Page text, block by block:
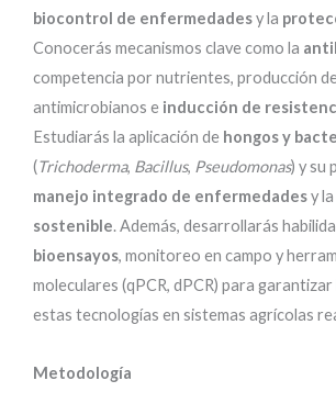
biocontrol de enfermedadesy la
Conocerás mecanismos clave como la
competencia por nutrientes, producción
antimicrobianos e inducción de
Estudiarás la aplicación de hongos y
(Trichoderma, Bacillus, Pseudomonas) y su
manejo integrado de enfermedadesy la
sostenible. Además, desarrollarás
bioensayos, monitoreo en campo y
moleculares (qPCR, dPCR) para
estas tecnologías en sistemas agrícolas
Metodología